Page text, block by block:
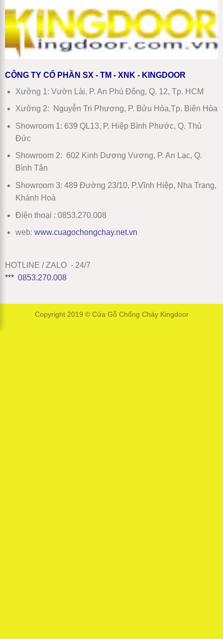
nhất
2026
CÔNG TY CỔ PHẦN SX - TM - XNK - KINGDOOR
Xưởng 1: Vườn Lài, P. An Phú Đông, Q. 12, Tp. HCM
Xưởng 2: Nguyễn Tri Phương, P. Bửu Hòa,Tp. Biên Hòa
Showroom 1: 639 QL13, P. Hiệp Bình Phước, Q. Thủ
Đức
Showroom 2: 602 Kinh Dương Vương, P. An Lạc, Q.
Bình Tân
Showroom 3: 489 Đường 23/10, P.Vĩnh Hiệp, Nha Trang,
Khánh Hoà
Điện thoại : 0853.270.008
web: www.cuagochongchay.net.vn
HOTLINE / ZALO - 24/7
*** 0853.270.008
Copyright 2019 © Cửa Gỗ Chống Cháy Kingdoor